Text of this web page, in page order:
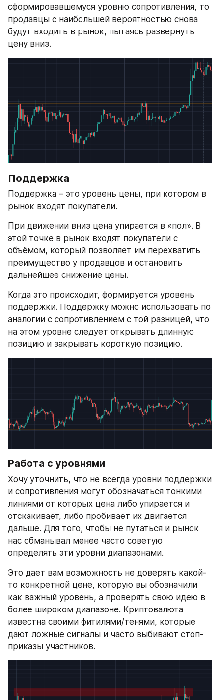
сформировавшемуся уровню сопротивления, то
продавцы с наибольшей вероятностью снова
будут входить в рынок, пытаясь развернуть
цену вниз.
Поддержка
Поддержка – это уровень цены, при котором в
рынок входят покупатели.
При движении вниз цена упирается в «пол». В
этой точке в рынок входят покупатели с
объёмом, который позволяет им перехватить
преимущество у продавцов и остановить
дальнейшее снижение цены.
Когда это происходит, формируется уровень
поддержки. Поддержку можно использовать по
аналогии с сопротивлением с той разницей, что
на этом уровне следует открывать длинную
позицию и закрывать короткую позицию.
Работа с уровнями
Хочу уточнить, что не всегда уровни поддержки
и сопротивления могут обозначаться тонкими
линиями от которых цена либо упирается и
отскакивает, либо пробивает их двигается
дальше. Для того, чтобы не путаться и рынок
нас обманывал менее часто советую
определять эти уровни диапазонами.
Это дает вам возможность не доверять какой-
то конкретной цене, которую вы обозначили
как важный уровень, а проверять свою идею в
более широком диапазоне. Криптовалюта
известна своими фитилями/тенями, которые
дают ложные сигналы и часто выбивают стоп-
приказы участников.